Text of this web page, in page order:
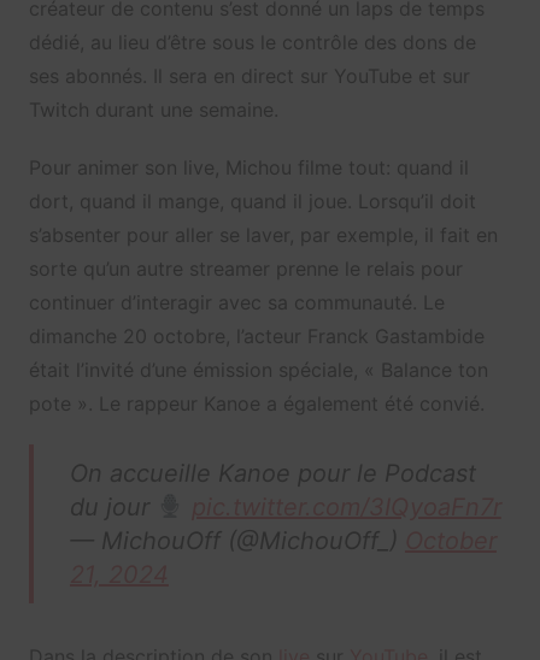
créateur de contenu s’est donné un laps de temps
dédié, au lieu d’être sous le contrôle des dons de
ses abonnés. Il sera en direct sur YouTube et sur
Twitch durant une semaine.
Pour animer son live, Michou filme tout: quand il
dort, quand il mange, quand il joue. Lorsqu’il doit
s’absenter pour aller se laver, par exemple, il fait en
sorte qu’un autre streamer prenne le relais pour
continuer d’interagir avec sa communauté. Le
dimanche 20 octobre, l’acteur Franck Gastambide
était l’invité d’une émission spéciale, « Balance ton
pote ». Le rappeur Kanoe a également été convié.
On accueille Kanoe pour le Podcast
du jour
— MichouOff (@MichouOff_)